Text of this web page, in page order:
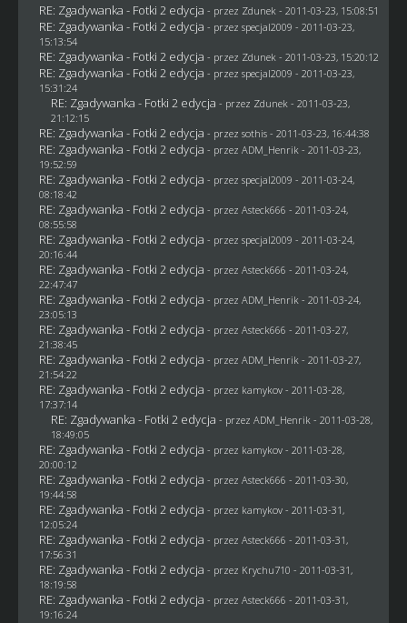
RE: Zgadywanka - Fotki 2 edycja - przez Zdunek - 2011-03-23, 15:08:51
RE: Zgadywanka - Fotki 2 edycja - przez specjal2009 - 2011-03-23,
15:13:54
RE: Zgadywanka - Fotki 2 edycja - przez Zdunek - 2011-03-23, 15:20:12
RE: Zgadywanka - Fotki 2 edycja - przez specjal2009 - 2011-03-23,
15:31:24
RE: Zgadywanka - Fotki 2 edycja - przez Zdunek - 2011-03-23,
21:12:15
RE: Zgadywanka - Fotki 2 edycja - przez sothis- 2011-03-23, 16:44:38
RE: Zgadywanka - Fotki 2 edycja - przez ADM_Henrik - 2011-03-23,
19:52:59
RE: Zgadywanka - Fotki 2 edycja - przez specjal2009 - 2011-03-24,
08:18:42
RE: Zgadywanka - Fotki 2 edycja - przez Asteck666 - 2011-03-24,
08:55:58
RE: Zgadywanka - Fotki 2 edycja - przez specjal2009 - 2011-03-24,
20:16:44
RE: Zgadywanka - Fotki 2 edycja - przez Asteck666 - 2011-03-24,
22:47:47
RE: Zgadywanka - Fotki 2 edycja - przez ADM_Henrik - 2011-03-24,
23:05:13
RE: Zgadywanka - Fotki 2 edycja - przez Asteck666 - 2011-03-27,
21:38:45
RE: Zgadywanka - Fotki 2 edycja - przez ADM_Henrik - 2011-03-27,
21:54:22
RE: Zgadywanka - Fotki 2 edycja - przez kamykov- 2011-03-28,
17:37:14
RE: Zgadywanka - Fotki 2 edycja - przez ADM_Henrik - 2011-03-28,
18:49:05
RE: Zgadywanka - Fotki 2 edycja - przez kamykov- 2011-03-28,
20:00:12
RE: Zgadywanka - Fotki 2 edycja - przez Asteck666 - 2011-03-30,
19:44:58
RE: Zgadywanka - Fotki 2 edycja - przez kamykov- 2011-03-31,
12:05:24
RE: Zgadywanka - Fotki 2 edycja - przez Asteck666 - 2011-03-31,
17:56:31
RE: Zgadywanka - Fotki 2 edycja - przez Krychu710 - 2011-03-31,
18:19:58
RE: Zgadywanka - Fotki 2 edycja - przez Asteck666 - 2011-03-31,
19:16:24